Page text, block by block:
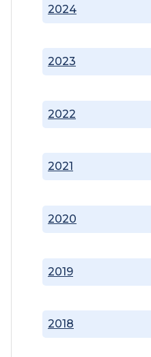
2018
2019
2020
2021
2022
2023
2024